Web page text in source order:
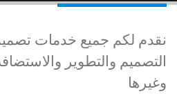
نقدم لكم جميع خدمات
التصميم والتطوير
وغيرها